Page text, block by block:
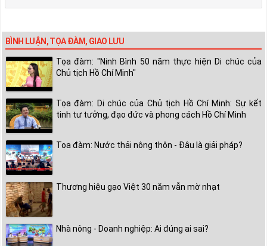
BÌNH LUẬN, TỌA ĐÀM, GIAO LƯU
Tọa đàm: "Ninh Bình 50 năm thực hiện Di chúc của
Chủ tịch Hồ Chí Minh"
Tọa đàm: Di chúc của Chủ tịch Hồ Chí Minh: Sự kết
tinh tư tưởng, đạo đức và phong cách Hồ Chí Minh
Tọa đàm: Nước thải nông thôn - Đâu là giải pháp?
Thương hiệu gạo Việt 30 năm vẫn mờ nhạt
Nhà nông - Doanh nghiệp: Ai đúng ai sai?